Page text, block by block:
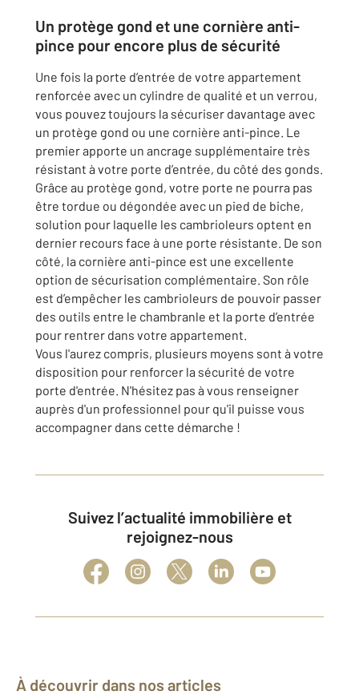
Un protège gond et une cornière anti-
pince pour encore plus de sécurité
Une fois la porte d’entrée de votre appartement
renforcée avec un cylindre de qualité et un verrou,
vous pouvez toujours la sécuriser davantage avec
un protège gond ou une cornière anti-pince. Le
premier apporte un ancrage supplémentaire très
résistant à votre porte d’entrée, du côté des gonds.
Grâce au protège gond, votre porte ne pourra pas
être tordue ou dégondée avec un pied de biche,
solution pour laquelle les cambrioleurs optent en
dernier recours face à une porte résistante. De son
côté, la cornière anti-pince est une excellente
option de sécurisation complémentaire. Son rôle
est d’empêcher les cambrioleurs de pouvoir passer
des outils entre le chambranle et la porte d’entrée
pour rentrer dans votre appartement.
Vous l'aurez compris, plusieurs moyens sont à votre
disposition pour renforcer la sécurité de votre
porte d'entrée. N'hésitez pas à vous renseigner
auprès d'un professionnel pour qu'il puisse vous
accompagner dans cette démarche !
Suivez l’actualité immobilière et
rejoignez-nous
À découvrir dans nos articles